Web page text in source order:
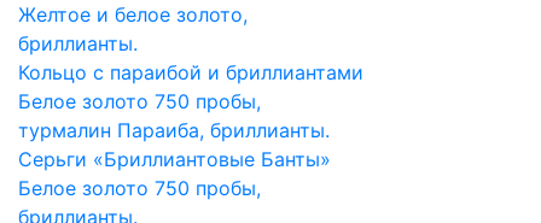
Желтое и белое золото,
бриллианты.
Кольцо с параибой и бриллиантами
Белое золото 750 пробы,
турмалин Параиба, бриллианты.
Серьги «Бриллиантовые Банты»
Белое золото 750 пробы,
бриллианты.